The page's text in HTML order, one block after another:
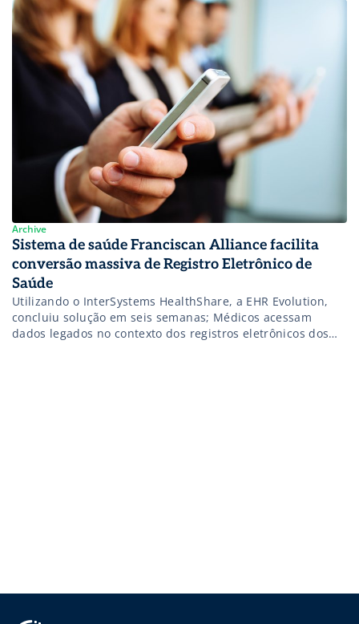
Archive
Sistema de saúde Franciscan Alliance facilita
conversão massiva de Registro Eletrônico de
Saúde
Utilizando o InterSystems HealthShare, a EHR Evolution,
concluiu solução em seis semanas; Médicos acessam
dados legados no contexto dos registros eletrônicos dos